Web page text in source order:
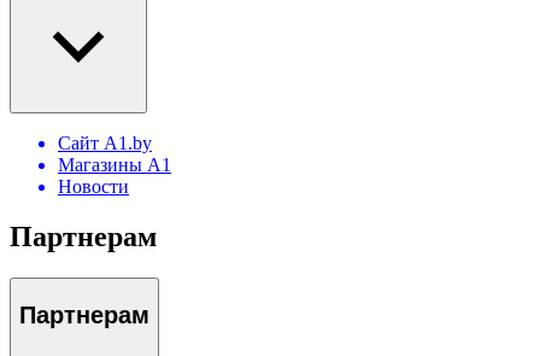
Сайт A1.by
Магазины А1
Новости
Партнерам
Партнерам